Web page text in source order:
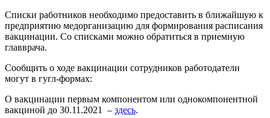
Списки работников необходимо предоставить в ближайшую к
предприятию медорганизацию для формирования расписания
вакцинации. Со списками можно обратиться в приемную
главврача.
Сообщить о ходе вакцинации сотрудников работодатели
могут в гугл-формах:
О вакцинации первым компонентом или однокомпонентной
вакциной до 30.11.2021 – здесь.